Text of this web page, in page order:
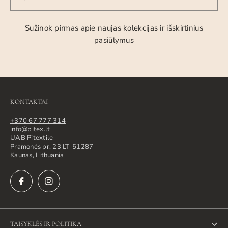
Sužinok pirmas apie naujas kolekcijas ir išskirtinius
pasiūlymus
KONTAKTAI
+370 67 777 314
info@pitex.lt
UAB Pitextile
Pramonės pr. 23 LT-51287
Kaunas, Lithuania
TAISYKLĖS IR POLITIKA